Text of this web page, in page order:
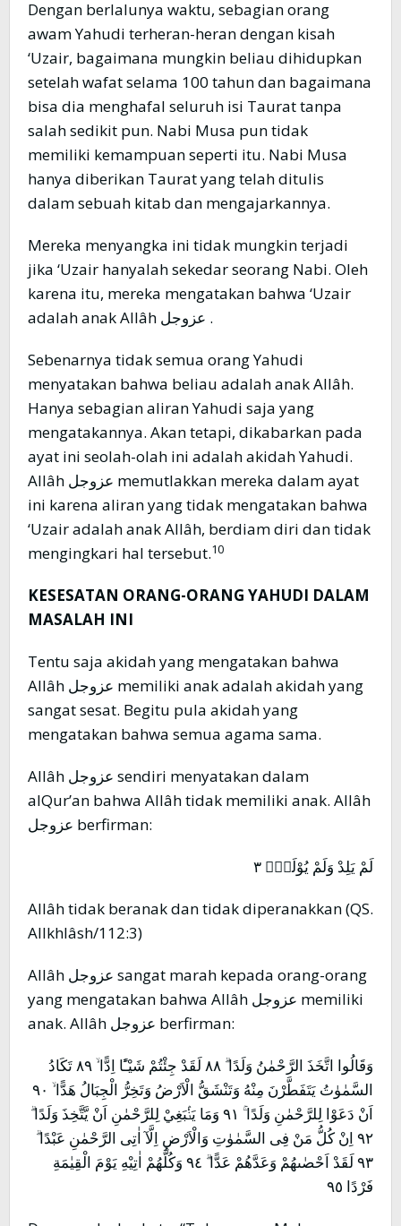
Dengan berlalunya waktu, sebagian orang
awam Yahudi terheran-heran dengan kisah
‘Uzair, bagaimana mungkin beliau dihidupkan
setelah wafat selama 100 tahun dan bagaimana
bisa dia menghafal seluruh isi Taurat tanpa
salah sedikit pun. Nabi Musa pun tidak
memiliki kemampuan seperti itu. Nabi Musa
hanya diberikan Taurat yang telah ditulis
dalam sebuah kitab dan mengajarkannya.
Mereka menyangka ini tidak mungkin terjadi
jika ‘Uzair hanyalah sekedar seorang Nabi. Oleh
karena itu, mereka mengatakan bahwa ‘Uzair
adalah anak Allâh عزوجل .
Sebenarnya tidak semua orang Yahudi
menyatakan bahwa beliau adalah anak Allâh.
Hanya sebagian aliran Yahudi saja yang
mengatakannya. Akan tetapi, dikabarkan pada
ayat ini seolah-olah ini adalah akidah Yahudi.
Allâh عزوجل memutlakkan mereka dalam ayat
ini karena aliran yang tidak mengatakan bahwa
‘Uzair adalah anak Allâh, berdiam diri dan tidak
mengingkari hal tersebut.10
KESESATAN ORANG-ORANG YAHUDI DALAM
MASALAH INI
Tentu saja akidah yang mengatakan bahwa
Allâh عزوجل memiliki anak adalah akidah yang
sangat sesat. Begitu pula akidah yang
mengatakan bahwa semua agama sama.
Allâh عزوجل sendiri menyatakan dalam
alQur’an bahwa Allâh tidak memiliki anak. Allâh
عزوجل berfirman:
لَمْ يَلِدْ وَلَمْ يُوْلَدْۙ ٣
Allâh tidak beranak dan tidak diperanakkan (QS.
AlIkhlâsh/112:3)
Allâh عزوجل sangat marah kepada orang-orang
yang mengatakan bahwa Allâh عزوجل memiliki
anak. Allâh عزوجل berfirman:
وَقَالُوا اتَّخَذَ الرَّحْمٰنُ وَلَدًا ۗ ٨٨ لَقَدْ جِئْتُمْ شَيْـًٔا اِدًّا ۙ ٨٩ تَكَادُ
السَّمٰوٰتُ يَتَفَطَّرْنَ مِنْهُ وَتَنْشَقُّ الْاَرْضُ وَتَخِرُّ الْجِبَالُ هَدًّا ۙ ٩٠
اَنْ دَعَوْا لِلرَّحْمٰنِ وَلَدًا ۚ ٩١ وَمَا يَنْۢبَغِيْ لِلرَّحْمٰنِ اَنْ يَّتَّخِذَ وَلَدًا ۗ
٩٢ اِنْ كُلُّ مَنْ فِى السَّمٰوٰتِ وَالْاَرْضِ اِلَّآ اٰتِى الرَّحْمٰنِ عَبْدًا ۗ
٩٣ لَقَدْ اَحْصٰىهُمْ وَعَدَّهُمْ عَدًّا ۗ ٩٤ وَكُلُّهُمْ اٰتِيْهِ يَوْمَ الْقِيٰمَةِ
فَرْدًا ٩٥